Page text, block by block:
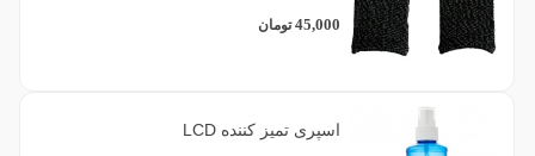
45,000 تومان
اسپری تمیز کننده LCD